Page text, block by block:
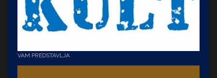
VAM PREDSTAVLJA :